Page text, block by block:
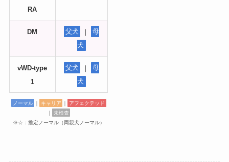
RA
DM 父犬 ｜
母
犬
vWD-type
1
父犬 ｜
母
犬
ノーマル ｜ キャリア ｜
アフェクテッド
｜
未検査
※☆：推定ノーマル（両親犬ノーマル）